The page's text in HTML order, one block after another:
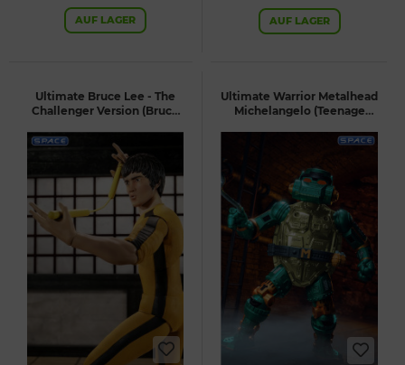
AUF LAGER AUF LAGER
Ultimate Bruce Lee - The
Challenger Version (Bruce
Ultimate Warrior Metalhead
Michelangelo (Teenage